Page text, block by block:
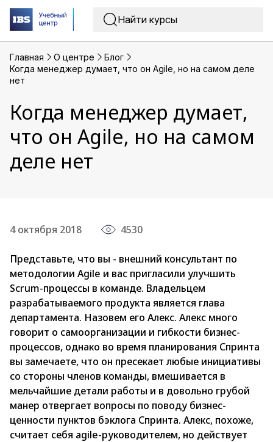
Главная O центре
Блог
Когда менеджер думает, что он Agile, но на самом деле
нет
Когда менеджер думает,
что он Agile, но на самом
деле нет
4 октября 2018 4530
Представьте, что вы - внешний консультант по
методологии Agile и вас пригласили улучшить
Scrum-процессы в команде. Владельцем
разрабатываемого продукта является глава
департамента. Назовем его Алекс. Алекс много
говорит о самоорганизации и гибкости бизнес-
процессов, однако во время планирования Спринта
вы замечаете, что он пресекает любые инициативы
со стороны членов команды, вмешивается в
мельчайшие детали работы и в довольно грубой
манер отвергает вопросы по поводу бизнес-
ценности пунктов бэклога Спринта. Алекс, похоже,
считает себя agile-руководителем, но действует